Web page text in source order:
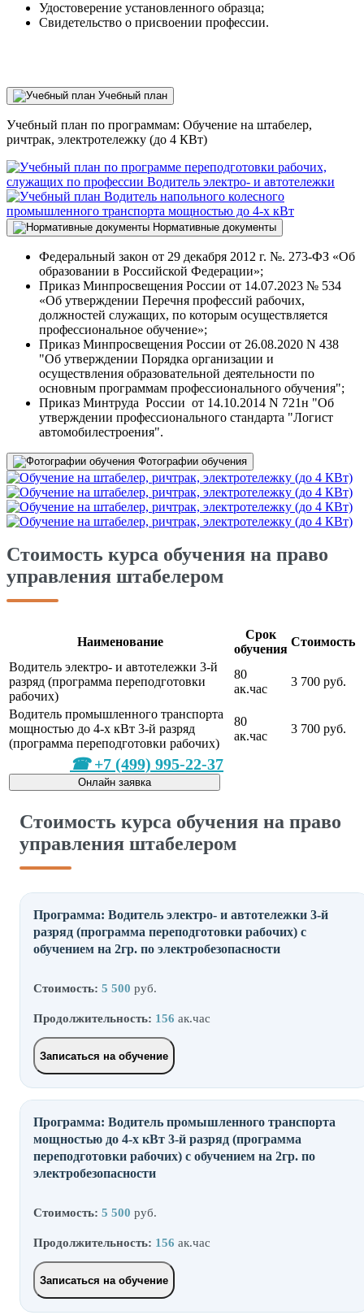
Удостоверение установленного образца;
Свидетельство о присвоении профессии.
Учебный план
Учебный план по программам: Обучение на штабелер,
ричтрак, электротележку (до 4 КВт)
Нормативные документы
Федеральный закон от 29 декабря 2012 г. №. 273-ФЗ «Об
образовании в Российской Федерации»;
Приказ Минпросвещения России от 14.07.2023 № 534
«Об утверждении Перечня профессий рабочих,
должностей служащих, по которым осуществляется
профессиональное обучение»;
Приказ Минпросвещения России от 26.08.2020 N 438
"Об утверждении Порядка организации и
осуществления образовательной деятельности по
основным программам профессионального обучения";
Приказ Минтруда России от 14.10.2014 N 721н "Об
утверждении профессионального стандарта "Логист
автомобилестроения".
Фотографии обучения
Стоимость курса обучения на право
управления штабелером
Наименование
Срок
обучения
Стоимость
Водитель электро- и автотележки 3-й
разряд (программа переподготовки
рабочих)
80
ак.час
3 700 руб.
Водитель промышленного транспорта
мощностью до 4-х кВт 3-й разряд
(программа переподготовки рабочих)
80
ак.час
3 700 руб.
+7 (499) 995-22-37
Онлайн заявка
Стоимость курса обучения на право
управления штабелером
Программа: Водитель электро- и автотележки 3-й
разряд (программа переподготовки рабочих) с
обучением на 2гр. по электробезопасности
Стоимость: 5 500 руб.
Продолжительность: 156 ак.час
Записаться на обучение
Программа: Водитель промышленного транспорта
мощностью до 4-х кВт 3-й разряд (программа
переподготовки рабочих) с обучением на 2гр. по
электробезопасности
Стоимость: 5 500 руб.
Продолжительность: 156 ак.час
Записаться на обучение